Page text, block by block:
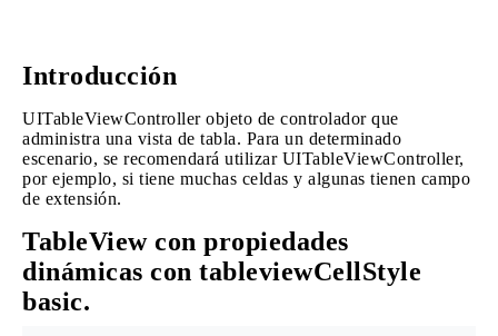
Introducción
UITableViewController objeto de controlador que
administra una vista de tabla. Para un determinado
escenario, se recomendará utilizar UITableViewController,
por ejemplo, si tiene muchas celdas y algunas tienen campo
de extensión.
TableView con propiedades
dinámicas con tableviewCellStyle
basic.